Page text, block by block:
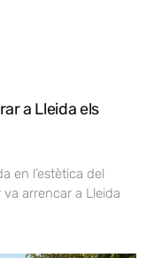
a Lleida els
en l’estètica del
arrencar a Lleida